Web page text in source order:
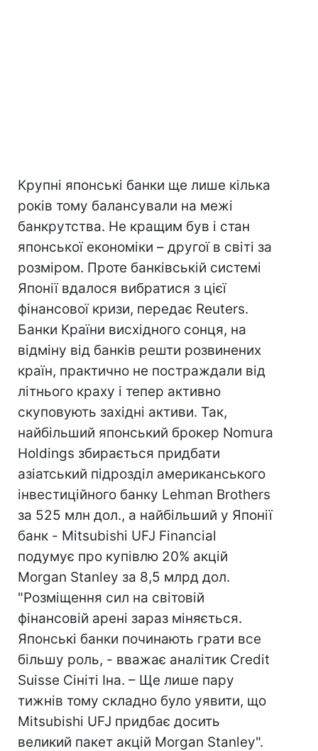
Крупні японські банки ще лише кілька
років тому балансували на межі
банкрутства. Не кращим був і стан
японської економіки – другої в світі за
розміром. Проте банківській системі
Японії вдалося вибратися з цієї
фінансової кризи, передає Reuters.
Банки Країни висхідного сонця, на
відміну від банків решти розвинених
країн, практично не постраждали від
літнього краху і тепер активно
скуповують західні активи. Так,
найбільший японський брокер Nomura
Holdings збирається придбати
азіатський підрозділ американського
інвестиційного банку Lehman Brothers
за 525 млн дол., а найбільший у Японії
банк - Mitsubishi UFJ Financial
подумує про купівлю 20% акцій
Morgan Stanley за 8,5 млрд дол.
"Розміщення сил на світовій
фінансовій арені зараз міняється.
Японські банки починають грати все
більшу роль, - вважає аналітик Credit
Suisse Сініті Іна. – Ще лише пару
тижнів тому складно було уявити, що
Mitsubishi UFJ придбає досить
великий пакет акцій Morgan Stanley".